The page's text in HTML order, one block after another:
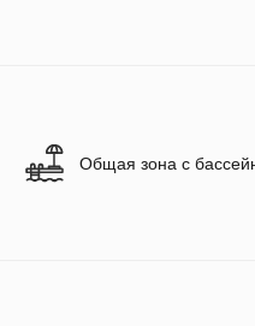
Общая зона с